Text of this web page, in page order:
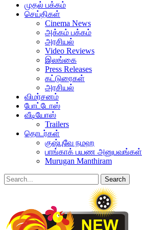
முதல் பக்கம்
செய்திகள்
Cinema News
அக்கம் பக்கம்
அரசியல்
Video Reviews
இலங்கை
Press Releases
கட்டுரைகள்
அரசியல்
விமர்சனம்
போட்டோஸ்
வீடியோஸ்
Trailers
தொடர்கள்
குஷ்புவே நமஹ
பாங்காக் பயண அனுபவங்கள்
Murugan Manthiram